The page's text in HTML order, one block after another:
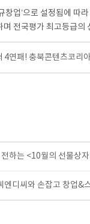
업’으로 설정됨에
전국평가 최고등급의
연패! 충북콘텐츠코리
하는 <10월의 선물상
엔디씨와 손잡고 창업&